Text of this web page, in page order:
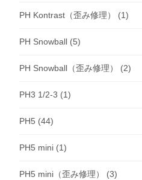
PH Kontrast（歪み修理） (1)
PH Snowball (5)
PH Snowball（歪み修理） (2)
PH3 1/2-3 (1)
PH5 (44)
PH5 mini (1)
PH5 mini（歪み修理） (3)